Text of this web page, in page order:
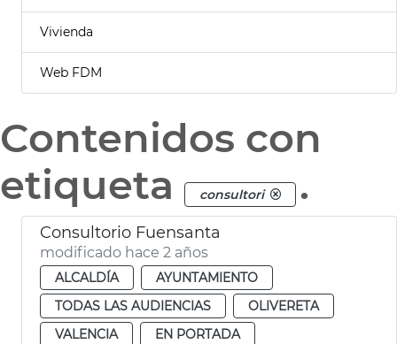
Vivienda
Web FDM
Contenidos con
etiqueta
consultori .
Consultorio Fuensanta
modificado hace 2 años
ALCALDÍA
AYUNTAMIENTO
TODAS LAS AUDIENCIAS
OLIVERETA
VALENCIA
EN PORTADA